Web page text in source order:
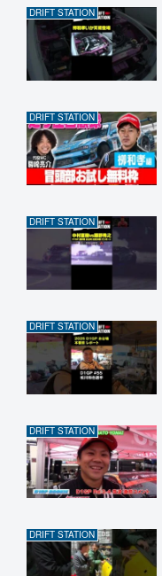
DRIFT STATION
DRIFT STATION
DRIFT STATION
DRIFT STATION
DRIFT STATION
DRIFT STATION